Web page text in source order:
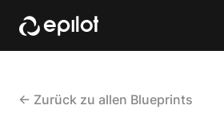
<- Zurück zu allen Blueprints